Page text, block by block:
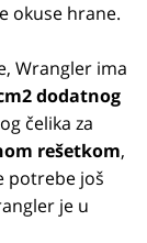
okuse hrane.
Wrangler ima
dodatnog
čelika za
rešetkom,
potrebe još
je u